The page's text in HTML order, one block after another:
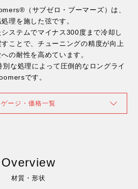
（サブゼロ・ブーマーズ）は、
理を施した弦です。
ステムでマイナス300度まで冷却し
ことで、チューニングの精度が向上
の耐性を高めています。
な処理によって圧倒的なロングライ
です。
ゲージ・価格一覧
Overview
材質・形状